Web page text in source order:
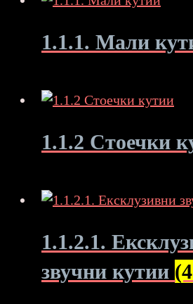
1.1.1. Мали
1.1.2 Стоечки
1.1.2.1.
звучни кутии